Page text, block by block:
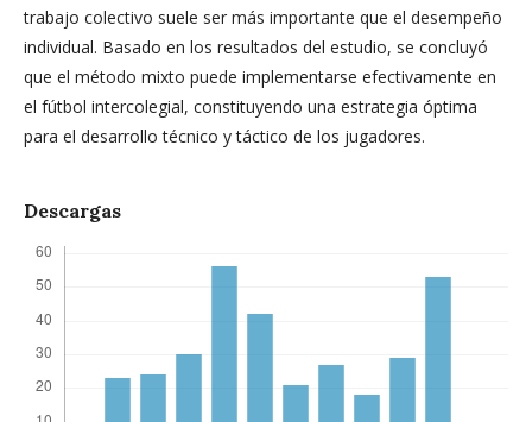
trabajo colectivo suele ser más importante que el desempeño
individual. Basado en los resultados del estudio, se concluyó
que el método mixto puede implementarse efectivamente en
el fútbol intercolegial, constituyendo una estrategia óptima
para el desarrollo técnico y táctico de los jugadores.
Descargas